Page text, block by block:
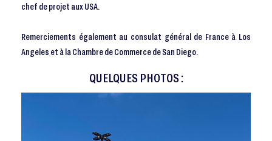
chef de projet aux USA.
Remerciements également au consulat général de France à Los
Angeles et à la Chambre de Commerce de San Diego.
QUELQUES PHOTOS :